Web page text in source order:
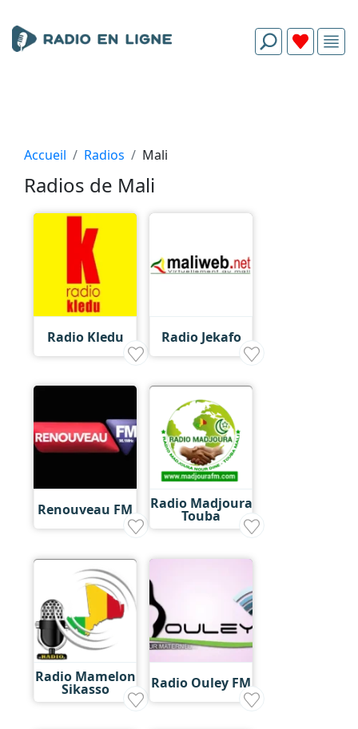
Accueil Radios Mali
Radios de Mali
Radio Kledu Radio Jekafo
Renouveau FM Radio Madjoura
Touba
Radio Mamelon
Sikasso Radio Ouley FM